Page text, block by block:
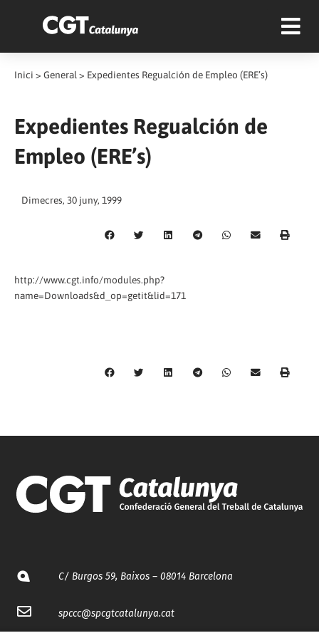
Inici > General > Expedientes Regualción de Empleo (ERE’s)
Expedientes Regualción de
Empleo (ERE’s)
Dimecres, 30 juny, 1999
http://www.cgt.info/modules.php?
name=Downloads&d_op=getit&lid=171
C/ Burgos 59, Baixos – 08014 Barcelona
spccc@spcgtcatalunya.cat